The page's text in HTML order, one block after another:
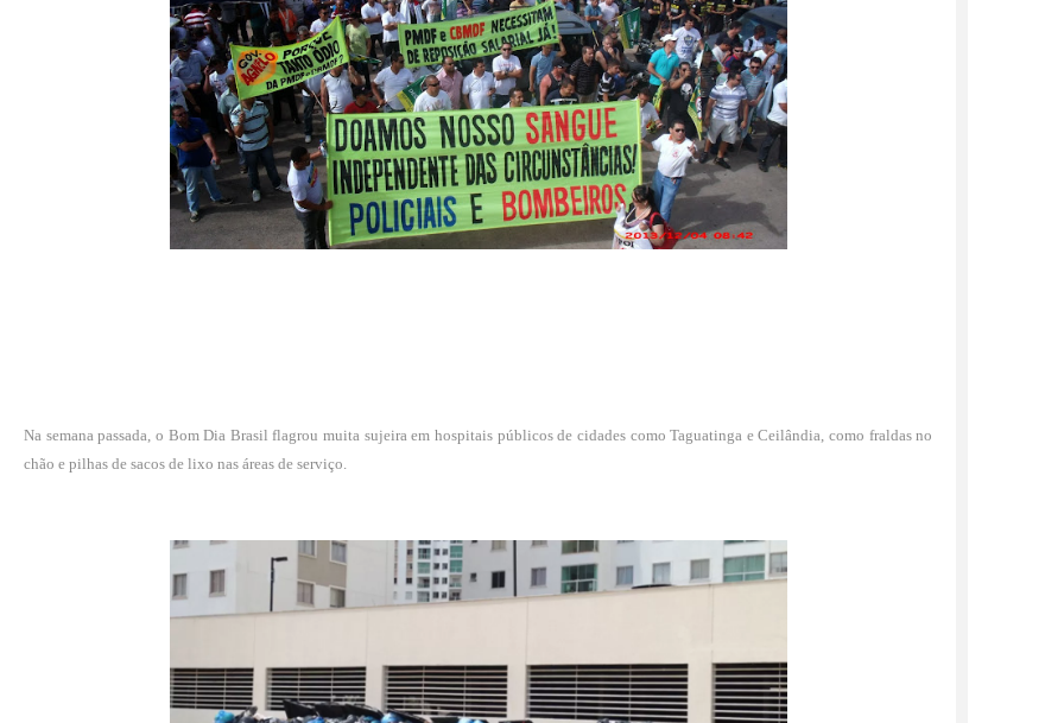
Na semana passada, o Bom Dia Brasil flagrou muita sujeira em hospitais públicos de cidades como Taguatinga e Ceilândia, como fraldas no
chão e pilhas de sacos de lixo nas áreas de serviço.